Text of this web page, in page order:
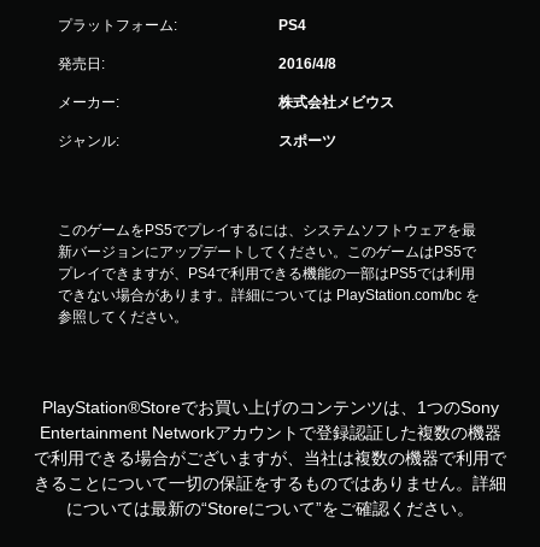
プラットフォーム: PS4
発売日: 2016/4/8
メーカー: 株式会社メビウス
ジャンル: スポーツ
このゲームをPS5でプレイするには、システムソフトウェアを最
新バージョンにアップデートしてください。このゲームはPS5で
プレイできますが、PS4で利用できる機能の一部はPS5では利用
できない場合があります。詳細については PlayStation.com/bc を
参照してください。
PlayStation®Storeでお買い上げのコンテンツは、1つのSony
Entertainment Networkアカウントで登録認証した複数の機器
で利用できる場合がございますが、当社は複数の機器で利用で
きることについて一切の保証をするものではありません。詳細
については最新の“Storeについて”をご確認ください。